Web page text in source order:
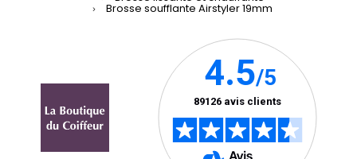
Brosse soufflante Airstyler 19mm